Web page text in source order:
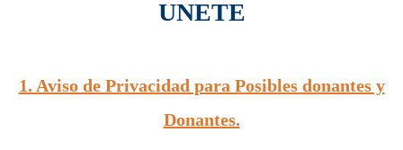
UNETE
1. Aviso de Privacidad para Posibles donantes y
Donantes.